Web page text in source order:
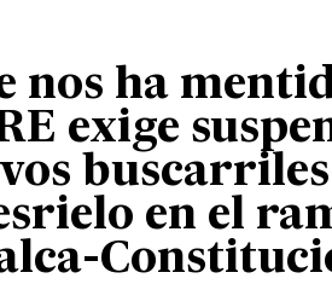
nos ha
exige
en el